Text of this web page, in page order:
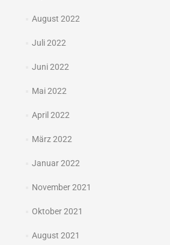
August 2022
Juli 2022
Juni 2022
Mai 2022
April 2022
März 2022
Januar 2022
November 2021
Oktober 2021
August 2021